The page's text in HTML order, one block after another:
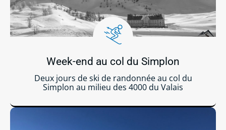
Week-end au col du Simplon
Deux jours de ski de randonnée au col du
Simplon au milieu des 4000 du Valais